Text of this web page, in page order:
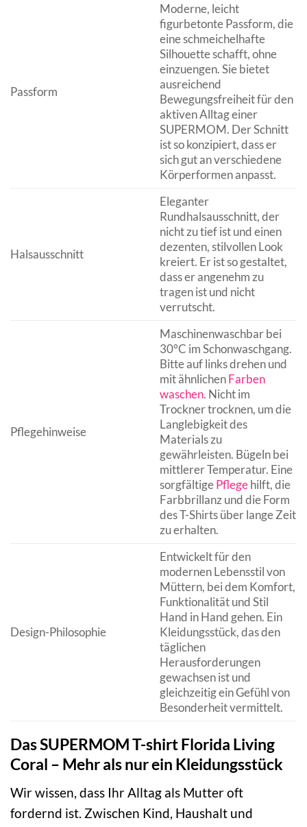
Passform
Moderne, leicht
figurbetonte Passform, die
eine schmeichelhafte
Silhouette schafft, ohne
einzuengen. Sie bietet
ausreichend
Bewegungsfreiheit für den
aktiven Alltag einer
SUPERMOM. Der Schnitt
ist so konzipiert, dass er
sich gut an verschiedene
Körperformen anpasst.
Halsausschnitt
Eleganter
Rundhalsausschnitt, der
nicht zu tief ist und einen
dezenten, stilvollen Look
kreiert. Er ist so gestaltet,
dass er angenehm zu
tragen ist und nicht
verrutscht.
Pflegehinweise
Maschinenwaschbar bei
30°C im Schonwaschgang.
Bitte auf links drehen und
mit ähnlichenFarben
waschen. Nicht im
Trockner trocknen, um die
Langlebigkeit des
Materials zu
gewährleisten. Bügeln bei
mittlerer Temperatur. Eine
sorgfältigePflegehilft, die
Farbbrillanz und die Form
des T-Shirts über lange Zeit
zu erhalten.
Design-Philosophie
Entwickelt für den
modernen Lebensstil von
Müttern, bei dem Komfort,
Funktionalität und Stil
Hand in Hand gehen. Ein
Kleidungsstück, das den
täglichen
Herausforderungen
gewachsen ist und
gleichzeitig ein Gefühl von
Besonderheit vermittelt.
Das SUPERMOM T-shirt Florida Living
Coral – Mehr als nur ein Kleidungsstück
Wir wissen, dass Ihr Alltag als Mutter oft
fordernd ist. Zwischen Kind, Haushalt und